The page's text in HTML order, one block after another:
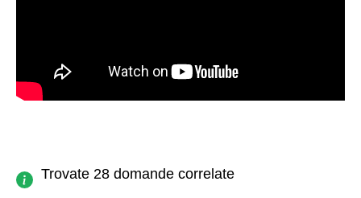
Trovate 28 domande correlate